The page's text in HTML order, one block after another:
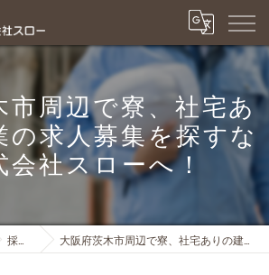
市周辺で寮、社宅あ
の求人募集を探すな
社スローへ！
採用ブログ 大阪府茨木市周辺で寮、社宅ありの建設業の求人募集を探すなら株式会社スローへ！